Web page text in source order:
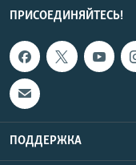
ПРИСОЕДИНЯЙТЕСЬ!
ПОДДЕРЖКА